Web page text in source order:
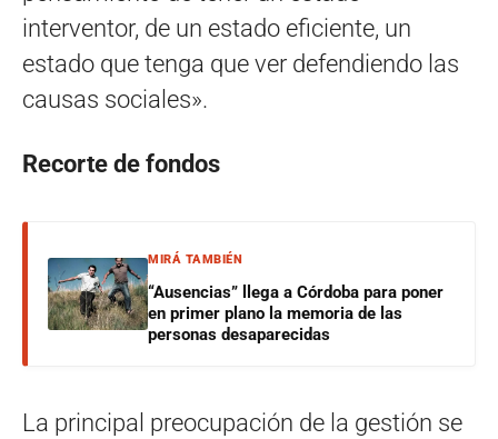
interventor, de un estado eficiente, un
estado que tenga que ver defendiendo las
causas sociales».
Recorte de fondos
MIRÁ TAMBIÉN
“Ausencias” llega a Córdoba para poner
en primer plano la memoria de las
personas desaparecidas
La principal preocupación de la gestión se